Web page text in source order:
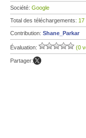
Société: Google
Total des téléchargements: 17
Contribution: Shane_Parkar
Évaluation: (0
Partager: